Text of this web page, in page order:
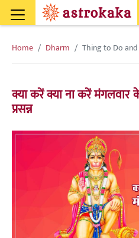
Home Dharm Thing to Do
क्या करें क्या ना करें
प्रसन्न